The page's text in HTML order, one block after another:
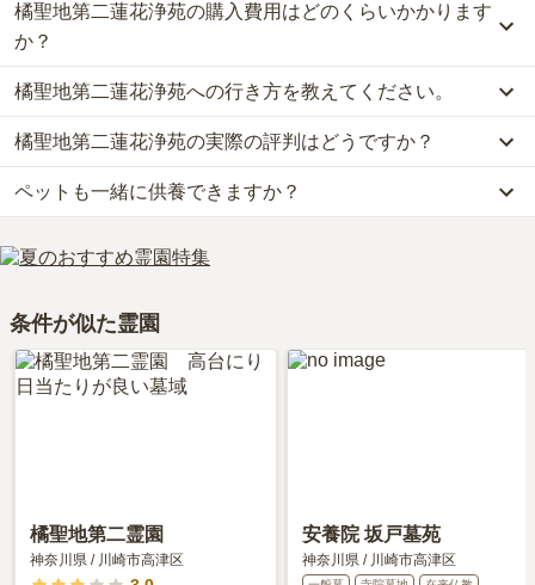
橘聖地第二蓮花浄苑の購入費用はどのくらいかかります
か？
橘聖地第二蓮花浄苑では、一般墓が約56.2万円(墓石代別)からお求
めいただけます。
なお、橘聖地第二蓮花浄苑がある神奈川県の相場は、一般墓が約59
万円（墓石代別途）です。
お墓は、価格が高いものがよい、安いものが悪い、という訳ではあ
きる場所を選ぶことです。
橘聖地第二蓮花浄苑への行き方を教えてください。
公共交通機関の場合、「溝口駅」南口3番乗り場から、［溝25系
統］高田町行き乗車「蓮花寺前バス停」下車約15分です。
詳しいルートや地図は、本ページの「地図・交通アクセス」欄をご
確認ください。
橘聖地第二蓮花浄苑の実際の評判はどうですか？
当サイトに寄せられた総合評価は、3.9点です。特に管理状況が高
く評価されています。
利用者様からは「霊園の入り口に、スーパーがあるので、そこでお
花やお線香を買います。食事は、近くに会館があるので、予約して
ペットも一緒に供養できますか？
はい、橘聖地第二蓮花浄苑はペット供養に対応しております。
大切な家族の一員であるペットも供養できるプランをご用意してお
条件が似た霊園
橘聖地第二霊園
神奈川県 / 川崎市高津区
安養院 坂戸墓苑
神奈川県 / 川崎市高津区